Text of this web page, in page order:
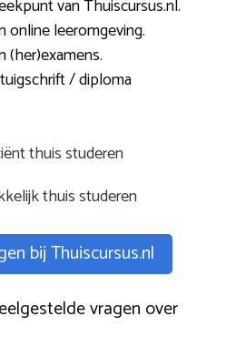
van Thuiscursus.nl.
online leeromgeving.
(her)examens.
/ diploma
thuis studeren
thuis studeren
bij Thuiscursus.nl
vragen over